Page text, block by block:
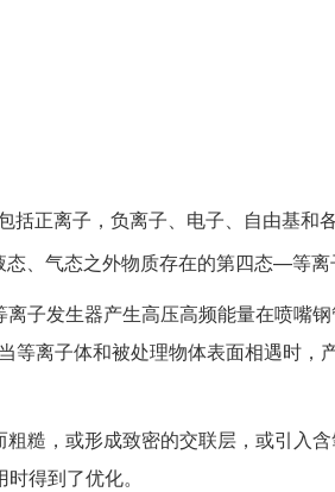
括正离子，负离子、电子、自由基和
态、气态之外物质存在的第四态—等
子发生器产生高压高频能量在喷嘴
等离子体和被处理物体表面相遇时，
糙，或形成致密的交联层，或引入
得到了优化。